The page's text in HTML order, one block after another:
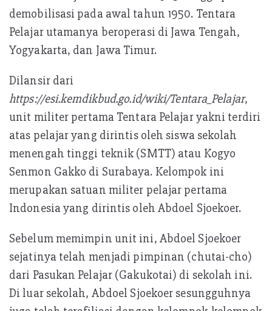
demobilisasi pada awal tahun 1950. Tentara
Pelajar utamanya beroperasi di Jawa Tengah,
Yogyakarta, dan Jawa Timur.
Dilansir dari
https://esi.kemdikbud.go.id/wiki/Tentara_Pelajar,
unit militer pertama Tentara Pelajar yakni terdiri
atas pelajar yang dirintis oleh siswa sekolah
menengah tinggi teknik (SMTT) atau Kogyo
Senmon Gakko di Surabaya. Kelompok ini
merupakan satuan militer pelajar pertama
Indonesia yang dirintis oleh Abdoel Sjoekoer.
Sebelum memimpin unit ini, Abdoel Sjoekoer
sejatinya telah menjadi pimpinan (chutai-cho)
dari Pasukan Pelajar (Gakukotai) di sekolah ini.
Di luar sekolah, Abdoel Sjoekoer sesungguhnya